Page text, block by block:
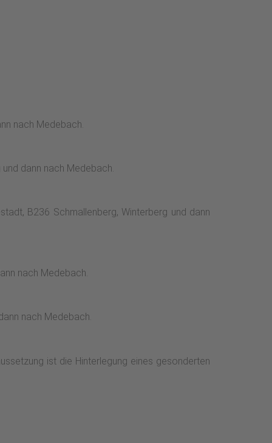
nach Medebach.
dann nach Medebach.
B236 Schmallenberg, Winterberg und dann
nach Medebach.
nach Medebach.
ist die Hinterlegung eines gesonderten